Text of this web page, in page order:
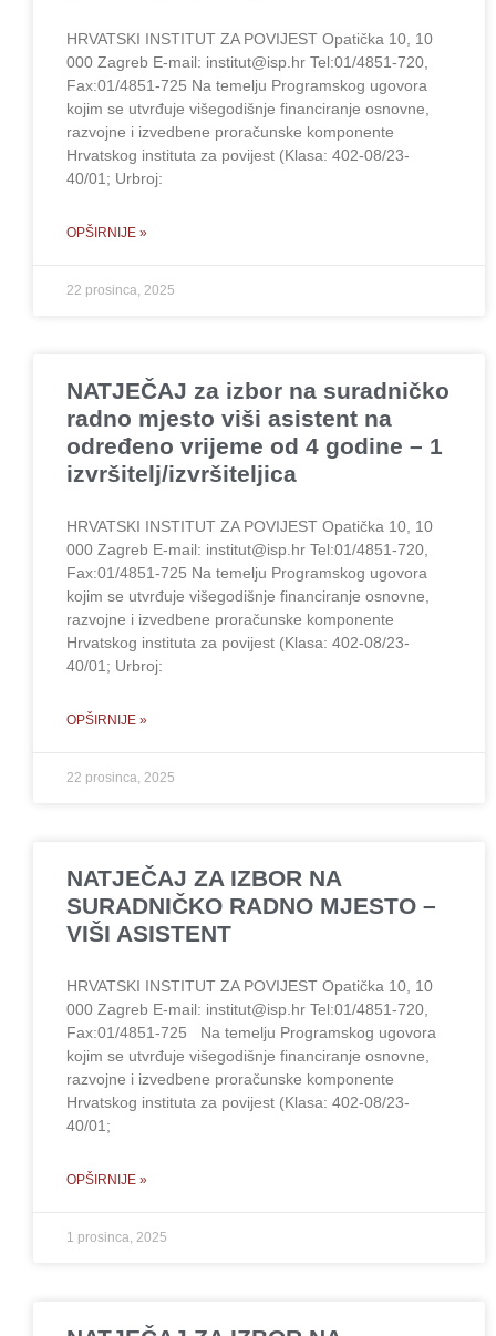
HRVATSKI INSTITUT ZA POVIJEST Opatička 10, 10
000 Zagreb E-mail: institut@isp.hr Tel:01/4851-720,
Fax:01/4851-725 Na temelju Programskog ugovora
kojim se utvrđuje višegodišnje financiranje osnovne,
razvojne i izvedbene proračunske komponente
Hrvatskog instituta za povijest (Klasa: 402-08/23-
40/01; Urbroj:
OPŠIRNIJE »
22 prosinca, 2025
NATJEČAJ za izbor na suradničko
radno mjesto viši asistent na
određeno vrijeme od 4 godine – 1
izvršitelj/izvršiteljica
HRVATSKI INSTITUT ZA POVIJEST Opatička 10, 10
000 Zagreb E-mail: institut@isp.hr Tel:01/4851-720,
Fax:01/4851-725 Na temelju Programskog ugovora
kojim se utvrđuje višegodišnje financiranje osnovne,
razvojne i izvedbene proračunske komponente
Hrvatskog instituta za povijest (Klasa: 402-08/23-
40/01; Urbroj:
OPŠIRNIJE »
22 prosinca, 2025
NATJEČAJ ZA IZBOR NA
SURADNIČKO RADNO MJESTO –
VIŠI ASISTENT
HRVATSKI INSTITUT ZA POVIJEST Opatička 10, 10
000 Zagreb E-mail: institut@isp.hr Tel:01/4851-720,
Fax:01/4851-725 Na temelju Programskog ugovora
kojim se utvrđuje višegodišnje financiranje osnovne,
razvojne i izvedbene proračunske komponente
Hrvatskog instituta za povijest (Klasa: 402-08/23-
40/01;
OPŠIRNIJE »
1 prosinca, 2025